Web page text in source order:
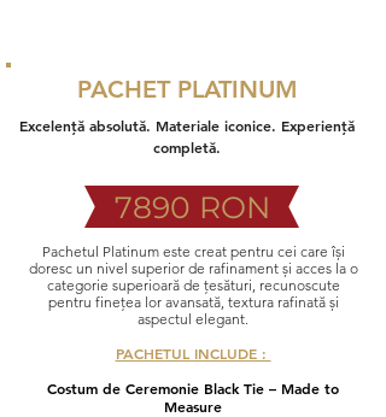
PACHET PLATINUM
Excelență absolută. Materiale iconice. Experiență
completă.
7890 RON
Pachetul Platinum este creat pentru cei care își
doresc un nivel superior de rafinament și acces la o
categorie superioară de țesături, recunoscute
pentru finețea lor avansată, textura rafinată și
aspectul elegant.
PACHETUL INCLUDE :
Costum de Ceremonie Black Tie – Made to
Measure